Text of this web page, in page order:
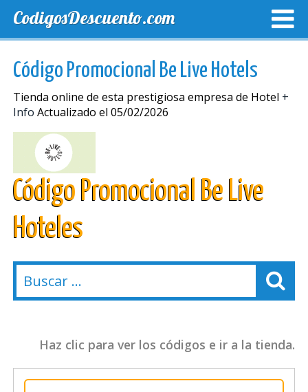
CodigosDescuento.com
Código Promocional Be Live Hotels
Tienda online de esta prestigiosa empresa de Hotel +
Info Actualizado el 05/02/2026
Código Promocional Be Live
Hoteles
Haz clic para ver los códigos e ir a la tienda.